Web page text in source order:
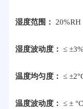
湿度范围： 20%RH
湿度波动度： ≤
温度均匀度： ≤
温度波动度： ≤ ±